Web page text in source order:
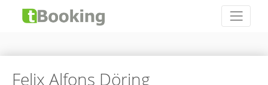
Felix Alfons Döring